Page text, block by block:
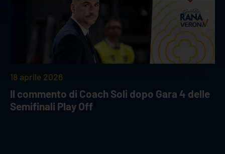
18 aprile 2026
Il commento di Coach Soli dopo Gara 4 delle
Semifinali Play Off